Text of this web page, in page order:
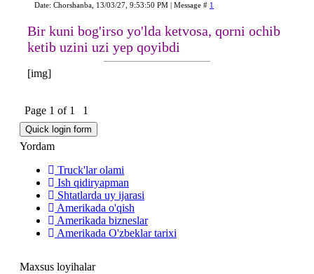
Date: Chorshanba, 13/03/27, 9:53:50 PM | Message # 1
Bir kuni bog'irso yo'lda ketvosa, qorni ochib
ketib uzini uzi yep qoyibdi
[img]
Page 1 of 1 1
Yordam
Truck'lar olami
Ish qidiryapman
Shtatlarda uy ijarasi
Amerikada o'qish
Amerikada bizneslar
Amerikada O'zbeklar tarixi
Maxsus loyihalar